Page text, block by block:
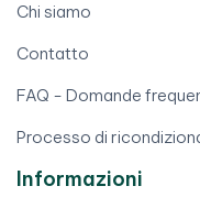
Chi siamo
Contatto
FAQ - Domande
Processo di
Informazioni